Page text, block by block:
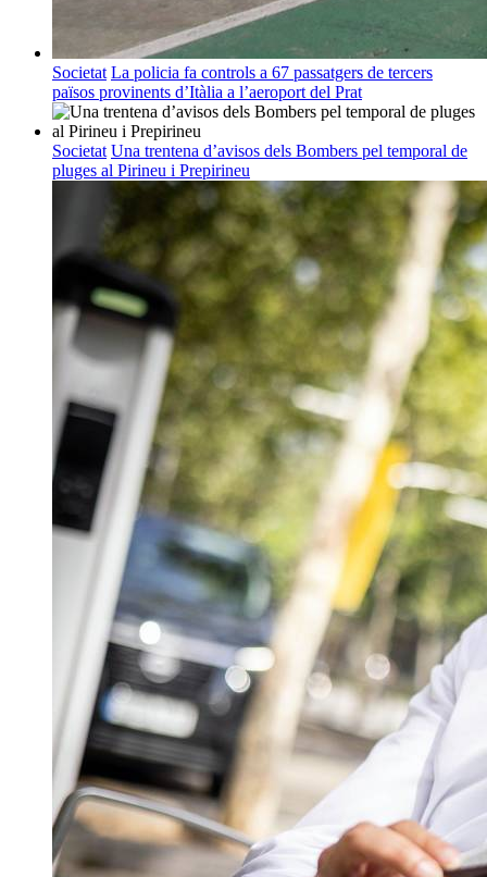
Societat La policia fa controls a 67 passatgers de tercers
països provinents d’Itàlia a l’aeroport del Prat
Societat Una trentena d’avisos dels Bombers pel temporal de
pluges al Pirineu i Prepirineu